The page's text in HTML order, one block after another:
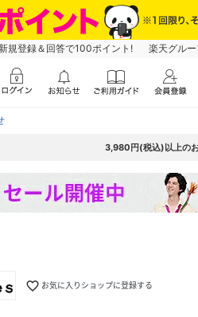
規登録＆回答で100ポイント! 楽天グル
3,980円(税込)以上の
favorite_border お気に入りショップに登録する